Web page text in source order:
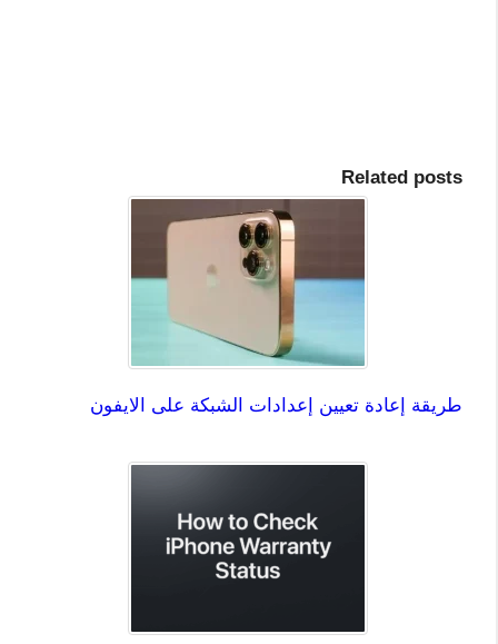
Related posts
طريقة إعادة تعيين إعدادات الشبكة على الايفون